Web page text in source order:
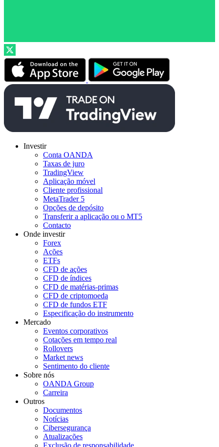
Investir
Conta OANDA
Taxas de juro
TradingView
Aplicação móvel
Cliente profissional
MetaTrader 5
Opções de depósito
Transferir a aplicação ou o MT5
Contacto
Onde investir
Forex
Ações
ETFs
CFD de ações
CFD de índices
CFD de matérias-primas
CFD de criptomoeda
CFD de fundos ETF
Especificação do instrumento
Mercado
Eventos corporativos
Cotações em tempo real
Rollovers
Market news
Sentimento do cliente
Sobre nós
OANDA Group
Carreira
Outros
Documentos
Notícias
Cibersegurança
Atualizações
Exclusão de responsabilidade